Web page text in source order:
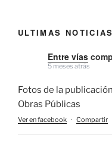
ULTIMAS NOTICIAS
Entre vías
5 meses atrás
Fotos de la
Obras Públicas
Ver en facebook · Compartir